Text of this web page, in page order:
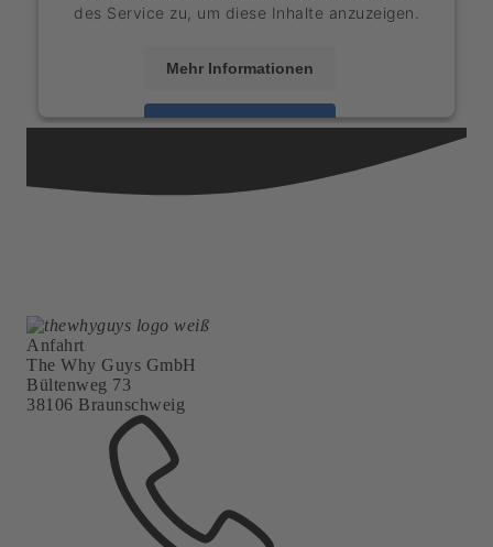
des Service zu, um diese Inhalte anzuzeigen.
Mehr Informationen
Akzeptieren
Usercentrics Consent
Management Platform&eRecht24
Anfahrt
The Why Guys GmbH
Bültenweg 73
38106 Braunschweig